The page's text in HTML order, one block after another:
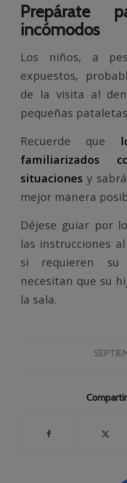
Prepárate
incómodos
Los niños, a
expuestos,
de la visita al
pequeñas
Recuerde que
situaciones y
mejor manera
Déjese guiar por
las instrucciones
si requieren su
necesitan que su
la sala.